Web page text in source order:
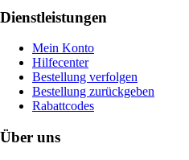
Dienstleistungen
Mein Konto
Hilfecenter
Bestellung verfolgen
Bestellung zurückgeben
Rabattcodes
Über uns